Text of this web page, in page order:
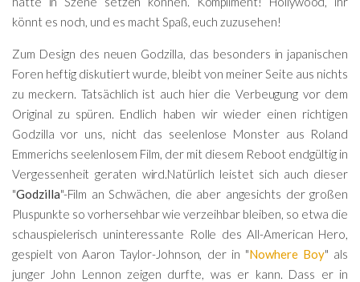
könnt es noch, und es macht Spaß, euch zuzusehen!
Zum Design des neuen Godzilla, das besonders in japanischen
Foren heftig diskutiert wurde, bleibt von meiner Seite aus nichts
zu meckern. Tatsächlich ist auch hier die Verbeugung vor dem
Original zu spüren. Endlich haben wir wieder einen richtigen
Godzilla vor uns, nicht das seelenlose Monster aus Roland
Emmerichs seelenlosem Film, der mit diesem Reboot endgültig in
Vergessenheit geraten wird.Natürlich leistet sich auch dieser
"Godzilla"-Film an Schwächen, die aber angesichts der großen
Pluspunkte so vorhersehbar wie verzeihbar bleiben, so etwa die
schauspielerisch uninteressante Rolle des All-American Hero,
gespielt von Aaron Taylor-Johnson, der in "Nowhere Boy" als
junger John Lennon zeigen durfte, was er kann. Dass er in